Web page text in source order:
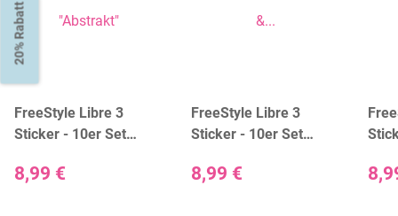
FreeStyle Libre 3
Sticker - 10er Set
8,99 €
FreeStyle Libre 3
Sticker - 10er Set
8,99 €
20% Rabatt